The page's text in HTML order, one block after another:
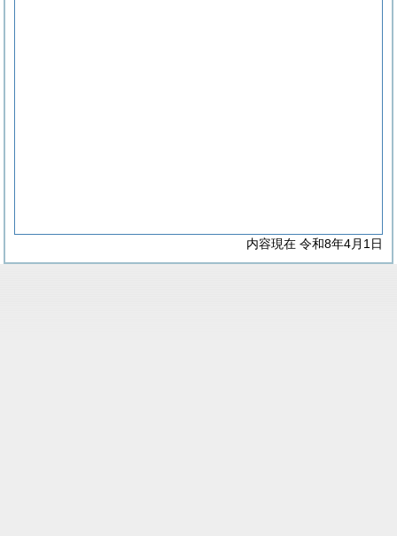
内容現在 令和8年4月1日